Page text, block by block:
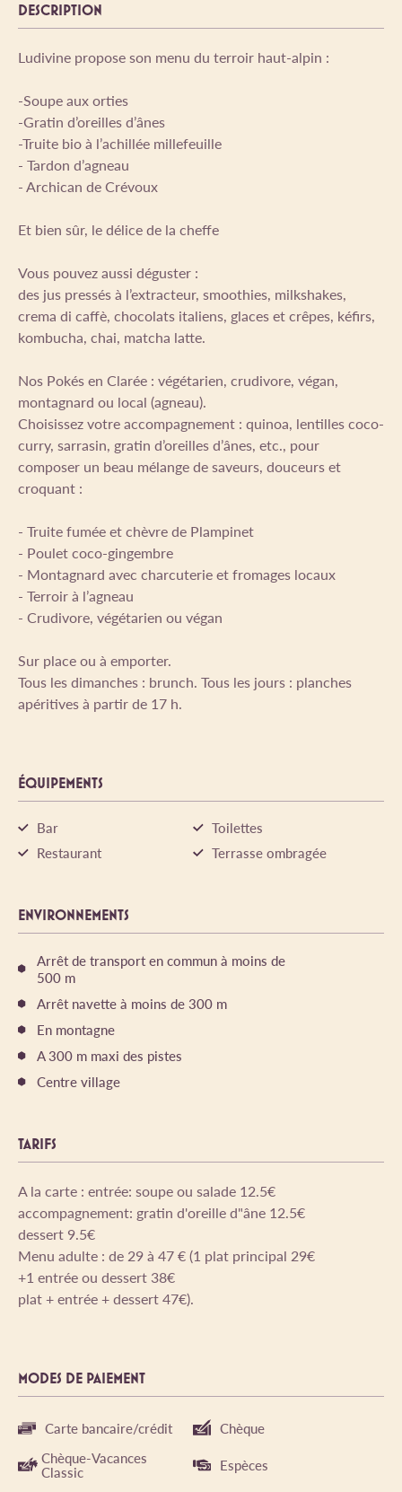
DESCRIPTION
Ludivine propose son menu du terroir haut-alpin :
-Soupe aux orties
-Gratin d’oreilles d’ânes
-Truite bio à l’achillée millefeuille
- Tardon d’agneau
- Archican de Crévoux
Et bien sûr, le délice de la cheffe
Vous pouvez aussi déguster :
des jus pressés à l’extracteur, smoothies, milkshakes,
crema di caffè, chocolats italiens, glaces et crêpes, kéfirs,
kombucha, chai, matcha latte.
Nos Pokés en Clarée : végétarien, crudivore, végan,
montagnard ou local (agneau).
Choisissez votre accompagnement : quinoa, lentilles coco-
curry, sarrasin, gratin d’oreilles d’ânes, etc., pour
composer un beau mélange de saveurs, douceurs et
croquant :
- Truite fumée et chèvre de Plampinet
- Poulet coco-gingembre
- Montagnard avec charcuterie et fromages locaux
- Terroir à l’agneau
- Crudivore, végétarien ou végan
Sur place ou à emporter.
Tous les dimanches : brunch. Tous les jours : planches
apéritives à partir de 17 h.
ÉQUIPEMENTS
Bar
Toilettes
Restaurant
Terrasse ombragée
ENVIRONNEMENTS
Arrêt de transport en commun à moins de
500 m
Arrêt navette à moins de 300 m
En montagne
A 300 m maxi des pistes
Centre village
TARIFS
A la carte : entrée: soupe ou salade 12.5€
accompagnement: gratin d'oreille d"âne 12.5€
dessert 9.5€
Menu adulte : de 29 à 47 € (1 plat principal 29€
+1 entrée ou dessert 38€
plat + entrée + dessert 47€).
MODES DE PAIEMENT
Carte bancaire/crédit
Chèque
Chèque-Vacances
Classic Espèces